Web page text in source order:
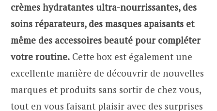
crèmes hydratantes ultra-nourrissantes, des
soins réparateurs, des masques apaisants et
même des accessoires beauté pour compléter
votre routine. Cette box est également une
excellente manière de découvrir de nouvelles
marques et produits sans sortir de chez vous,
tout en vous faisant plaisir avec des surprises